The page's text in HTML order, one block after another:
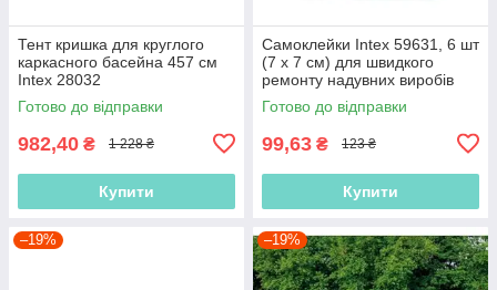
Тент кришка для круглого
каркасного басейна 457 см
Intex 28032
Готово до відправки
982,40 ₴ 1 228 ₴
Купити
Самоклейки Intex 59631, 6 шт
(7 х 7 см) для швидкого
ремонту надувних виробів
Готово до відправки
99,63 ₴ 123 ₴
Купити
–19% –19%